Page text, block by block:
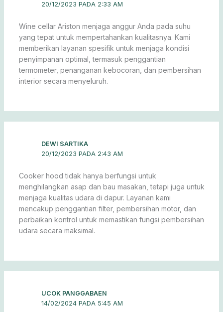
20/12/2023 PADA 2:33 AM
Wine cellar Ariston menjaga anggur Anda pada suhu
yang tepat untuk mempertahankan kualitasnya. Kami
memberikan layanan spesifik untuk menjaga kondisi
penyimpanan optimal, termasuk penggantian
termometer, penanganan kebocoran, dan pembersihan
interior secara menyeluruh.
DEWI SARTIKA
20/12/2023 PADA 2:43 AM
Cooker hood tidak hanya berfungsi untuk
menghilangkan asap dan bau masakan, tetapi juga untuk
menjaga kualitas udara di dapur. Layanan kami
mencakup penggantian filter, pembersihan motor, dan
perbaikan kontrol untuk memastikan fungsi pembersihan
udara secara maksimal.
UCOK PANGGABAEN
14/02/2024 PADA 5:45 AM